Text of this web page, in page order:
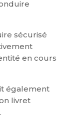
sécurisé
en cours
également
livret